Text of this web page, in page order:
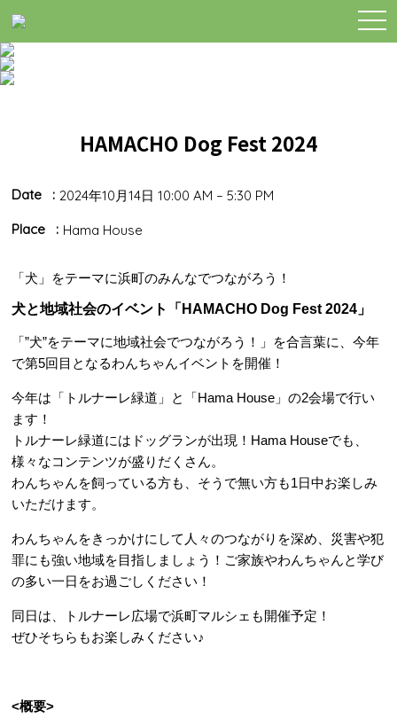
HAMACHO Dog Fest 2024
Date 2024年10月14日 10:00 AM –5:30 PM
Place
Hama House
「犬」をテーマに浜町のみんなでつながろう！
犬と地域社会のイベント「HAMACHO Dog Fest 2024」
「”犬”をテーマに地域社会でつながろう！」を合言葉に、今年
で第5回目となるわんちゃんイベントを開催！
今年は「トルナーレ緑道」と「Hama House」の2会場で行い
ます！
トルナーレ緑道にはドッグランが出現！Hama Houseでも、
様々なコンテンツが盛りだくさん。
わんちゃんを飼っている方も、そうで無い方も1日中お楽しみ
いただけます。
わんちゃんをきっかけにして人々のつながりを深め、災害や犯
罪にも強い地域を目指しましょう！ご家族やわんちゃんと学び
の多い一日をお過ごしください！
同日は、トルナーレ広場で浜町マルシェも開催予定！
ぜひそちらもお楽しみください♪
<概要>